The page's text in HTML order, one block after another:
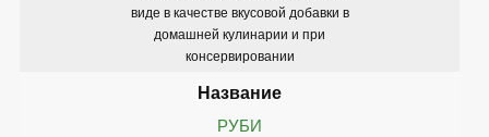
виде в качестве вкусовой добавки в
домашней кулинарии и при
консервировании
РУБИ